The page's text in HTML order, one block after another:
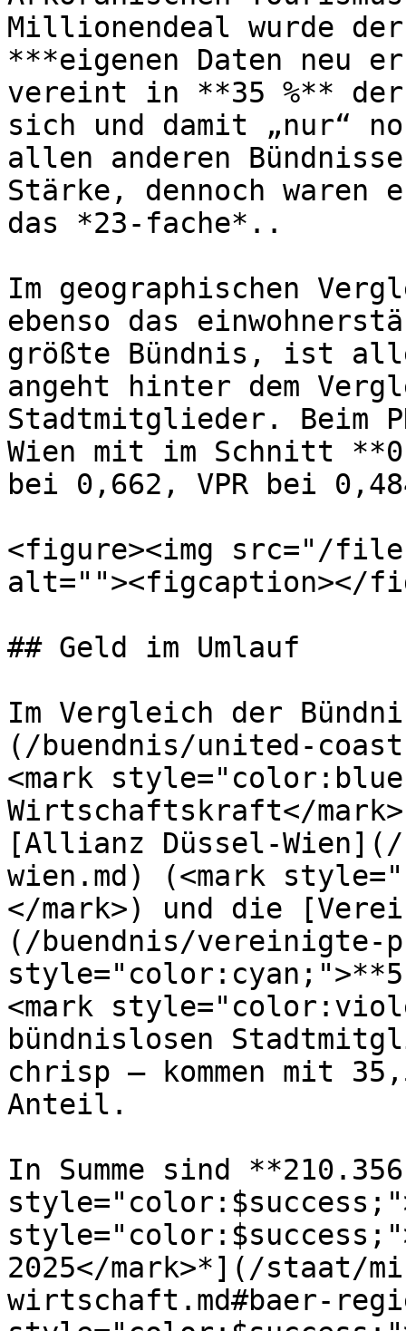
Millionendeal wurde
***eigenen Daten neu
vereint in **35 %**
sich und damit „nur“
allen anderen
Stärke, dennoch waren
das *23-fache*..
Im geographischen
ebenso das
größte Bündnis, ist
angeht hinter dem
Stadtmitglieder. Beim
Wien mit im Schnitt
bei 0,662, VPR bei
<figure><img src="/
alt=""><figcaption></
## Geld im Umlauf
Im Vergleich der
(/buendnis/united-
<mark
Wirtschaftskraft</
[Allianz Düssel-
wien.md) (<mark
</mark>) und die
(/buendnis/vereinigte-
<mark
bündnislosen
chrisp – kommen mit
Anteil.
In Summe sind
2025</mark>*](/staat/
wirtschaft.md#baer-